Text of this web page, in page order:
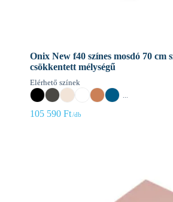
Onix New f40 színes mosdó 70 cm
csökkentett mélységű
Elérhető színek
105 590 Ft